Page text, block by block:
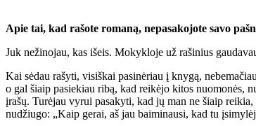
Apie tai, kad rašote romaną, nepasakojote savo
Juk nežinojau, kas išeis. Mokykloje už rašinius
Kai sėdau rašyti, visiškai pasinėriau į knygą,
o gal šiaip pasiekiau ribą, kad reikėjo kitos nuomonės,
įrašų. Turėjau vyrui pasakyti, kad jų man ne šiaip
nudžiugo: „Kaip gerai, aš jau baiminausi, kad tu